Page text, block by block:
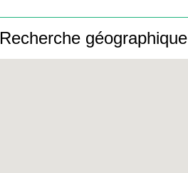
Recherche géographique